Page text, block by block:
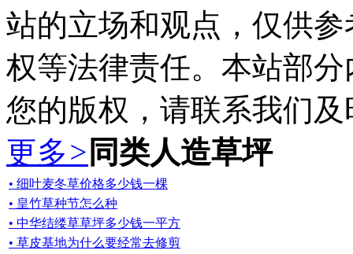
站的立场和观点，仅供
权等法律责任。本站部
您的版权，请联系我们
更多> 同类人造草坪
• 细叶麦冬草价格多少钱一棵
• 皇竹草种节怎么种
• 中华结缕草草坪多少钱一平方
• 草皮基地为什么要经常去修剪